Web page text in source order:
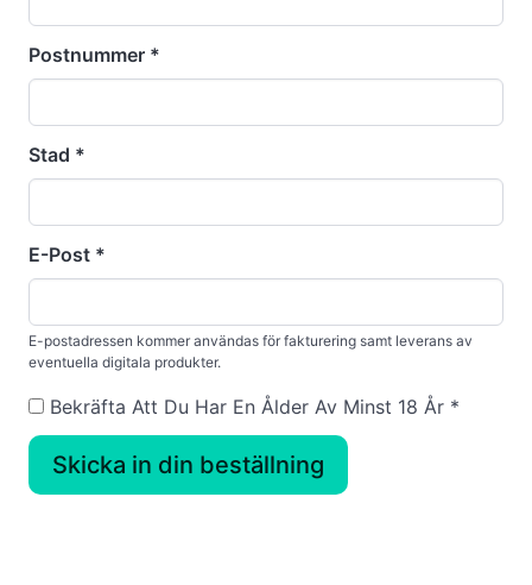
Postnummer *
Stad *
E-Post *
E-postadressen kommer användas för fakturering samt leverans av
eventuella digitala produkter.
Bekräfta Att Du Har En Ålder Av Minst 18 År *